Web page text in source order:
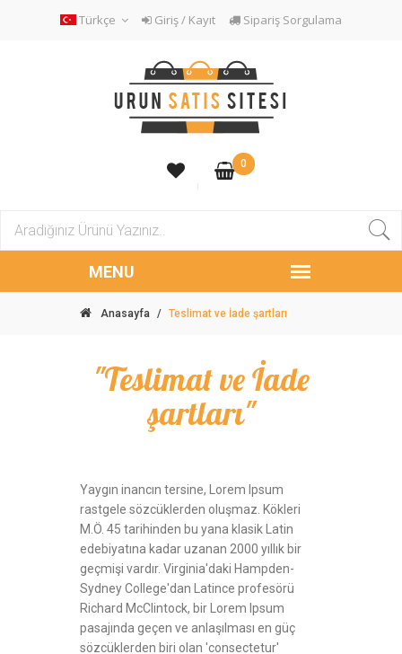
Türkçe Giriş / Kayıt Sipariş Sorgulama
0
Anasayfa / Teslimat ve İade şartları
"Teslimat ve İade
şartları"
Yaygın inancın tersine, Lorem Ipsum
rastgele sözcüklerden oluşmaz. Kökleri
M.Ö. 45 tarihinden bu yana klasik Latin
edebiyatına kadar uzanan 2000 yıllık bir
geçmişi vardır. Virginia'daki Hampden-
Sydney College'dan Latince profesörü
Richard McClintock, bir Lorem Ipsum
pasajında geçen ve anlaşılması en güç
sözcüklerden biri olan 'consectetur'